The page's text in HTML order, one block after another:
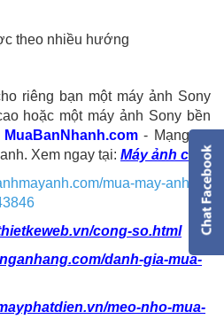
theo nhiều hướng
riêng bạn một máy ảnh Sony
hoặc một máy ảnh Sony bền
MuaBanNhanh.com- Mạng xã
Xem ngay tại: Máy ảnh cũ
mua-may-anh-
cong-so.html
danh-gia-mua-
meo-nho-mua-